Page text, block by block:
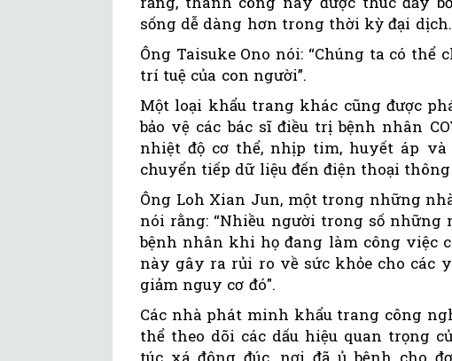
sống dễ dàng hơn trong thời kỳ đại dịch.
Ông Taisuke Ono nói: “Chúng ta có thể
trí tuệ của con người”.
Một loại khẩu trang khác cũng được
bảo vệ các bác sĩ điều trị bệnh nhân
nhiệt độ cơ thể, nhịp tim, huyết áp
chuyển tiếp dữ liệu đến điện thoại
Ông Loh Xian Jun, một trong những
nói rằng: “Nhiều người trong số
bệnh nhân khi họ đang làm công việc
này gây ra rủi ro về sức khỏe cho các
giảm nguy cơ đó".
Các nhà phát minh khẩu trang công
thể theo dõi các dấu hiệu quan trọng